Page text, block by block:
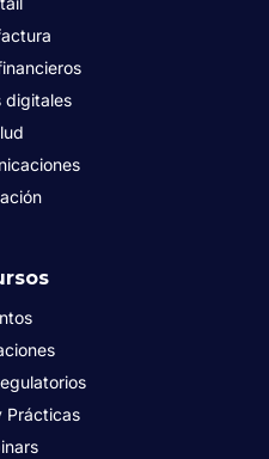
digitales
Prácticas